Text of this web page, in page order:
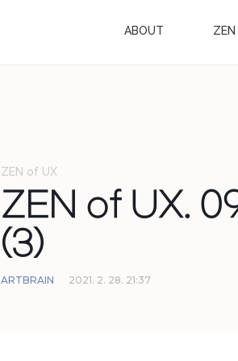
ABOUT
ZEN of UX
ZEN of UX.
(3)
ARTBRAIN 2021. 2. 28. 21:37